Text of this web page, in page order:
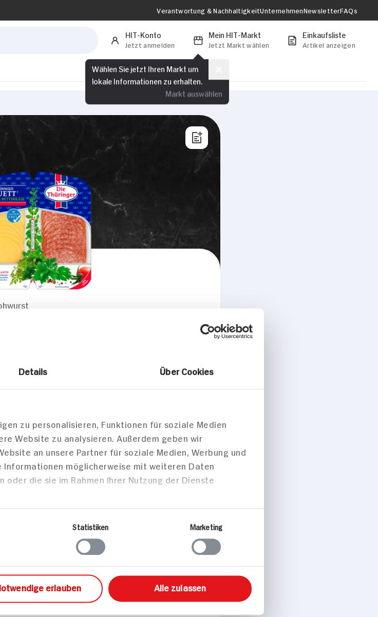
Details Über Cookies
zu personalisieren, Funktionen für soziale Medien
Website zu analysieren. Außerdem geben wir
an unsere Partner für soziale Medien, Werbung und
Informationen möglicherweise mit weiteren Daten
die sie im Rahmen Ihrer Nutzung der Dienste
Statistiken Marketing
erlauben Alle zulassen
Verantwortung & NachhaltigkeitUnternehmenNewsletterFAQs
HIT-Konto
Jetzt anmelden
Mein HIT-Markt
Jetzt Markt wählen
Wählen Sie jetzt Ihren Markt um
lokale Informationen zu erhalten.
Markt auswählen
Einkaufsliste
Artikel anzeigen
Marktfinder